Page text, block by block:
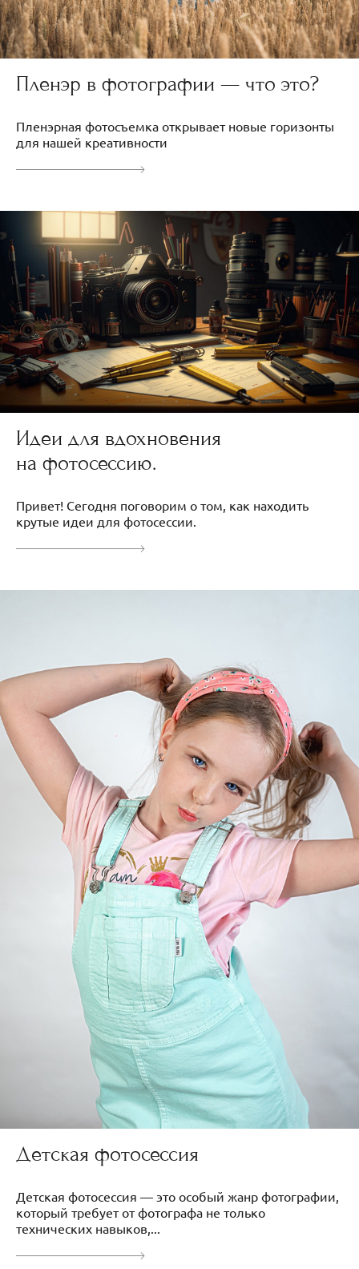
Пленэр в фотографии — что это?
Пленэрная фотосъемка открывает новые горизонты
для нашей креативности
Идеи для вдохновения
на фотосессию.
Привет! Сегодня поговорим о том, как находить
крутые идеи для фотосессии.
Детская фотосессия
Детская фотосессия — это особый жанр фотографии,
который требует от фотографа не только
технических навыков,...